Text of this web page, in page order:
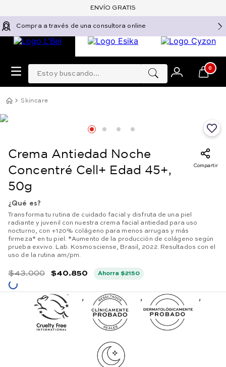
Compra a través de una consultora online
Estoy buscando... 0
ENVÍO GRATIS
Skincare
Crema Antiedad Noche
Concentré Cell+ Edad 45+,
50g
Compartir
¿Qué es?
Transforma tu rutina de cuidado facial y disfruta de una piel
radiante y juvenil con nuestra crema facial antiedad para uso
nocturno, con +120% colágeno para menos arrugas y más
firmeza* en tu piel. *Aumento de la producción de colágeno según
prueba exvivo. Lab. Kosmosciense, Brasil, 2022. Resultados con el
uso de la rutina am/pm.
$43.000 $40.850 Ahorra$2150
, , ,